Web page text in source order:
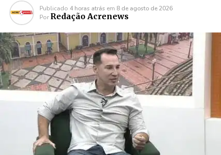
Publicado 4 horas atrás em 8 de agosto de 2026
Por Redação Acrenews